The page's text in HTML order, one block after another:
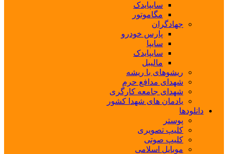
سایپایدک
مگاموتور
جهادگران
پارس خودرو
سایپا
سایپایدک
مالیبل
ریشوهای با ریشه
شهدای مدافع حرم
شهدای جامعه کارگری
یادمان های شهدا کشور
دانلودها
پوستر
کلیپ تصویری
کلیپ صوتی
موبایل اسلامی